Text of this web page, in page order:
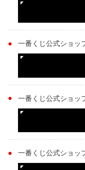
一番くじ公式ショッ
一番くじ公式ショッ
一番くじ公式ショッ